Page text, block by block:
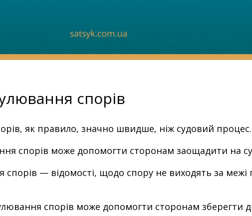
спорів
як правило, значно швидше, ніж судовий процес.
спорів може допомогти сторонам заощадити на
— відомості, щодо спору не виходять за
спорів може допомогти сторонам зберегти